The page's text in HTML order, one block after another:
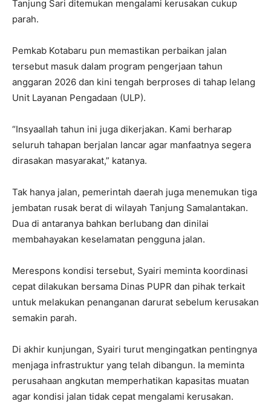
Tanjung Sari ditemukan mengalami kerusakan cukup
parah.
Pemkab Kotabaru pun memastikan perbaikan jalan
tersebut masuk dalam program pengerjaan tahun
anggaran 2026 dan kini tengah berproses di tahap lelang
Unit Layanan Pengadaan (ULP).
“Insyaallah tahun ini juga dikerjakan. Kami berharap
seluruh tahapan berjalan lancar agar manfaatnya segera
dirasakan masyarakat,” katanya.
Tak hanya jalan, pemerintah daerah juga menemukan tiga
jembatan rusak berat di wilayah Tanjung Samalantakan.
Dua di antaranya bahkan berlubang dan dinilai
membahayakan keselamatan pengguna jalan.
Merespons kondisi tersebut, Syairi meminta koordinasi
cepat dilakukan bersama Dinas PUPR dan pihak terkait
untuk melakukan penanganan darurat sebelum kerusakan
semakin parah.
Di akhir kunjungan, Syairi turut mengingatkan pentingnya
menjaga infrastruktur yang telah dibangun. Ia meminta
perusahaan angkutan memperhatikan kapasitas muatan
agar kondisi jalan tidak cepat mengalami kerusakan.